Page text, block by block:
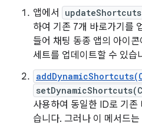
앱에서
하여 기존 7개 바로가기를
들어 채팅 동종 앱의 아이
세트를 업데이트할 수 있습
사용하여 동일한 ID로 기존
습니다. 그러나 이 메서드